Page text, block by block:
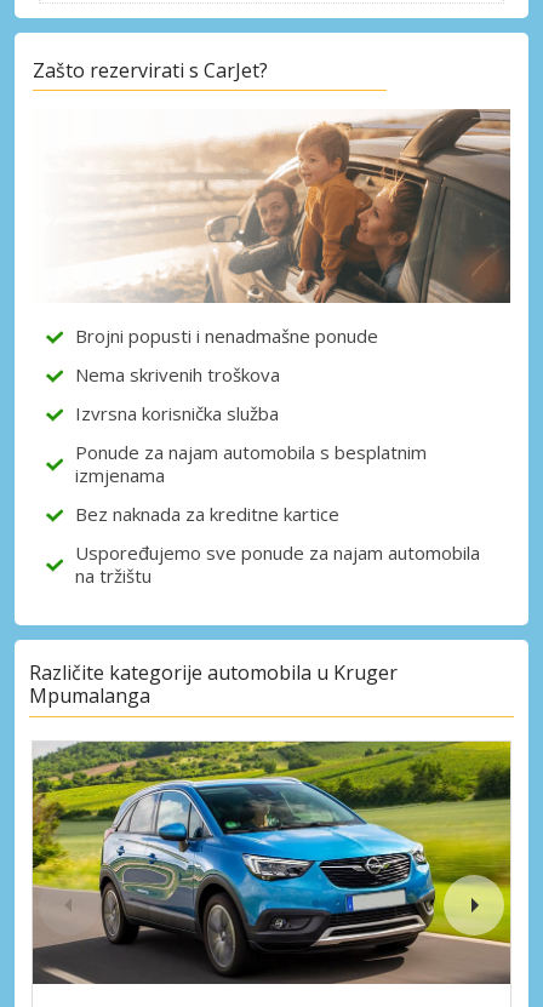
Zašto rezervirati s CarJet?
Brojni popusti i nenadmašne ponude
Nema skrivenih troškova
Izvrsna korisnička služba
Ponude za najam automobila s besplatnim
izmjenama
Bez naknada za kreditne kartice
Uspoređujemo sve ponude za najam automobila
na tržištu
Različite kategorije automobila u Kruger
Mpumalanga
Posebni popusti
Pristupite ekskluzivnim ponudama naših
dobavljača
Prijava putem eLinka